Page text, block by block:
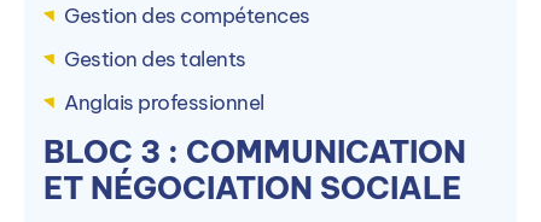
Gestion des compétences
Gestion des talents
Anglais professionnel
BLOC 3 : COMMUNICATION
ET NÉGOCIATION SOCIALE
Autres campus PIGIER
autre(s) campus PIGIER.